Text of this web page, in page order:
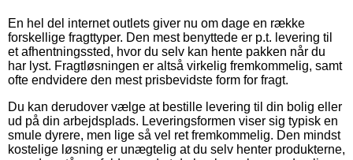
En hel del internet outlets giver nu om dage en række
forskellige fragttyper. Den mest benyttede er p.t. levering til
et afhentningssted, hvor du selv kan hente pakken når du
har lyst. Fragtløsningen er altså virkelig fremkommelig, samt
ofte endvidere den mest prisbevidste form for fragt.
Du kan derudover vælge at bestille levering til din bolig eller
ud på din arbejdsplads. Leveringsformen viser sig typisk en
smule dyrere, men lige så vel ret fremkommelig. Den mindst
kostelige løsning er unægtelig at du selv henter produkterne,